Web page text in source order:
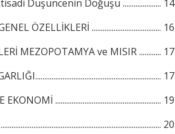
Düşüncenin Doğuşu ..................... 14
ÖZELLİKLERİ ...................................... 16
MEZOPOTAMYA ve MISIR ............ 17
17
.......................................................... 19
20